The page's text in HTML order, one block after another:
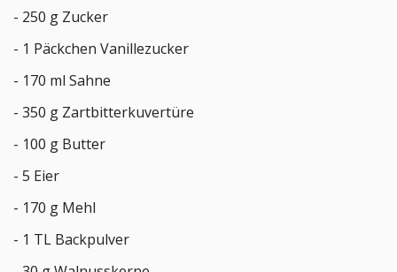
- 250 g Zucker
- 1 Päckchen Vanillezucker
- 170 ml Sahne
- 350 g Zartbitterkuvertüre
- 100 g Butter
- 5 Eier
- 170 g Mehl
- 1 TL Backpulver